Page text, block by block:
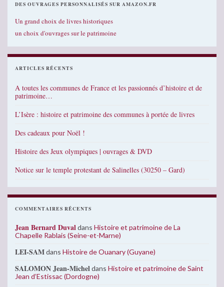
DES OUVRAGES PERSONNALISÉS SUR AMAZON.FR
Un grand choix de livres historiques
un choix d'ouvrages sur le patrimoine
ARTICLES RÉCENTS
A toutes les communes de France et les passionnés d’histoire et de
patrimoine…
L’Isère : histoire et patrimoine des communes à portée de livres
Des cadeaux pour Noël !
Histoire des Jeux olympiques | ouvrages & DVD
Notice sur le temple protestant de Salinelles (30250 – Gard)
COMMENTAIRES RÉCENTS
Jean Bernard Duvaldans Histoire et patrimoine de La
Chapelle Rablais (Seine-et-Marne)
LEI-SAMdans Histoire de Ouanary (Guyane)
SALOMON Jean-Micheldans Histoire et patrimoine de Saint
Jean d’Estissac (Dordogne)